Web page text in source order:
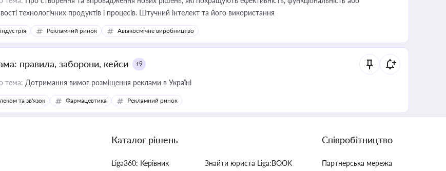
технологічних продуктів і процесів. Штучний інтелект та його використання
Рекламний ринок Авіакосмічне виробництво
правила, заборони, кейси +9
тема: Дотримання вимог розміщення реклами в Україні
та зв'язок Фармацевтика Рекламний ринок
Каталог рішень
Liga360: Керівник Знайти юриста Liga:BOOK
Співробітництво
Партнерська мережа